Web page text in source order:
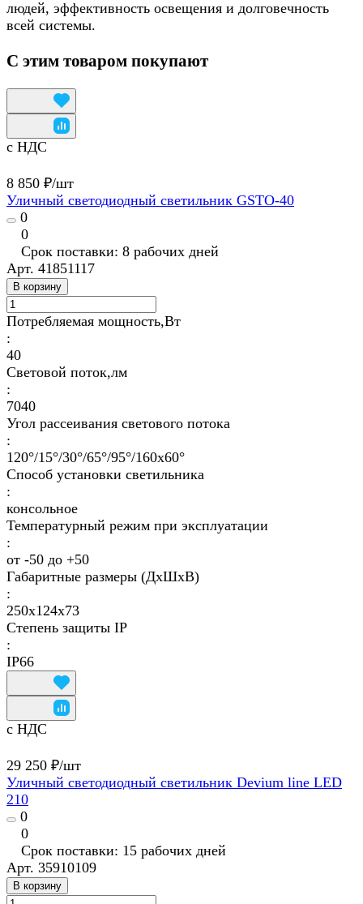
людей, эффективность освещения и долговечность
всей системы.
С этим товаром покупают
с НДС
8 850 ₽/шт
Уличный светодиодный светильник GSTO-40
0
0
Срок поставки: 8 рабочих дней
Арт. 41851117
В корзину
Потребляемая мощность,Вт
:
40
Световой поток,лм
:
7040
Угол рассеивания светового потока
:
120°/15°/30°/65°/95°/160х60°
Способ установки светильника
:
консольное
Температурный режим при эксплуатации
:
от -50 до +50
Габаритные размеры (ДхШхВ)
:
250х124х73
Степень защиты IP
:
IP66
с НДС
29 250 ₽/шт
Уличный светодиодный светильник Devium line LED
210
0
0
Срок поставки: 15 рабочих дней
Арт. 35910109
В корзину